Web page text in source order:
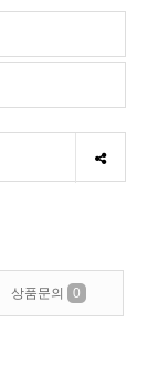
상품문의 0